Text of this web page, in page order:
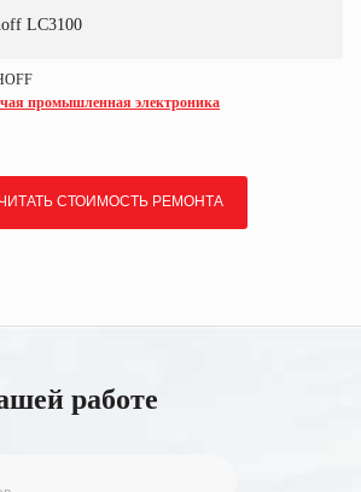
LC3100
промышленная электроника
СТОИМОСТЬ РЕМОНТА
работе